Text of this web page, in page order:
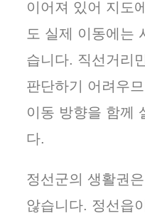
이어져 있어 지도
도 실제 이동에는
습니다. 직선거리
판단하기 어려우
이동 방향을 함께
다.
정선군의 생활권
않습니다. 정선읍